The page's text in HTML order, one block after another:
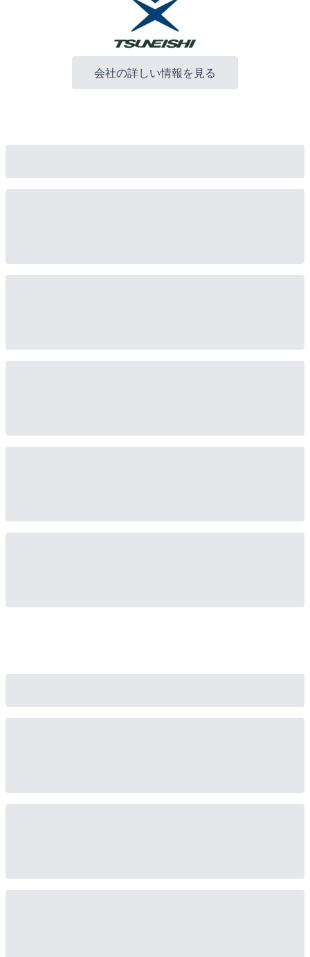
会社の詳しい情報を見る